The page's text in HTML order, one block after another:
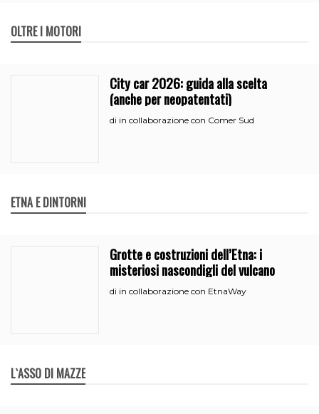
OLTRE I MOTORI
City car 2026: guida alla scelta
(anche per neopatentati)
di in collaborazione con Comer Sud
ETNA E DINTORNI
Grotte e costruzioni dell’Etna: i
misteriosi nascondigli del vulcano
di in collaborazione con EtnaWay
L`ASSO DI MAZZE